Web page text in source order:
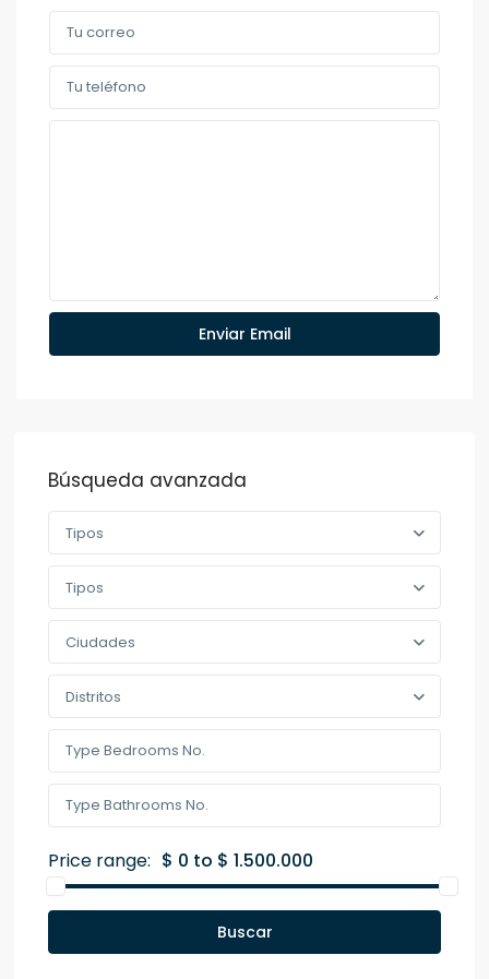
Búsqueda avanzada
Tipos
Tipos
Ciudades
Distritos
Price range: $ 0 to $ 1.500.000
Buscar